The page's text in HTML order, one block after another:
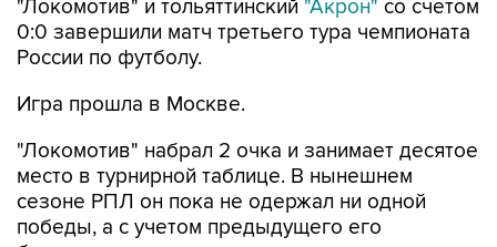
России по футболу.
Игра прошла в Москве.
"Локомотив" набрал 2 очка и занимает десятое
сезоне РПЛ он пока не одержал ни одной
победы, а с учетом предыдущего его
безвыигрышная серия составляет четыре
матча.